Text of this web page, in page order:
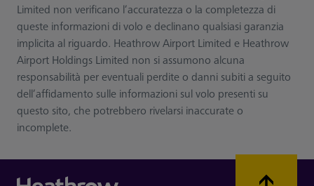
Limited non verificano l’accuratezza o la completezza di
queste informazioni di volo e declinano qualsiasi garanzia
implicita al riguardo. Heathrow Airport Limited e Heathrow
Airport Holdings Limited non si assumono alcuna
responsabilità per eventuali perdite o danni subiti a seguito
dell’affidamento sulle informazioni sul volo presenti su
questo sito, che potrebbero rivelarsi inaccurate o
incomplete.